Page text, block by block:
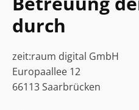
durch
zeit:raum digital GmbH
Europaallee 12
66113 Saarbrücken